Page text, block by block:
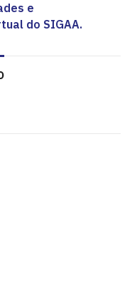
e
do SIGAA.